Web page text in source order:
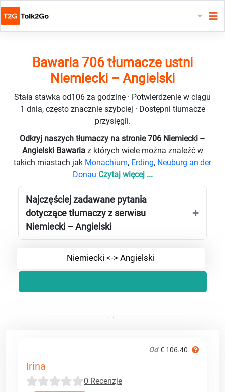
Bawaria 706 tłumacze ustni
Niemiecki – Angielski
Stała stawka od106 za godzinę · Potwierdzenie w ciągu
1 dnia, często znacznie szybciej · Dostępni tłumacze
przysięgli.
Odkryj naszych tłumaczy na stronie 706 Niemiecki –
Angielski Bawaria z których wiele można znaleźć w
takich miastach jak Monachium, Erding, Neuburg an der
Donau Czytaj więcej ...
Najczęściej zadawane pytania
dotyczące tłumaczy z serwisu
Niemiecki – Angielski
Niemiecki <-> Angielski
Od € 106.40
Irina
0 Recenzje